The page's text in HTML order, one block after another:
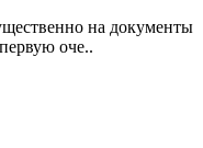
на документы
оче..